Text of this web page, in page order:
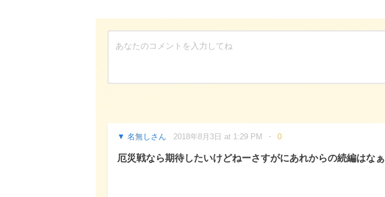
名無しさん 2018年8月3日 at 1:29 PM 0
厄災戦なら期待したいけどねーさすがにあれからの続編はなぁ